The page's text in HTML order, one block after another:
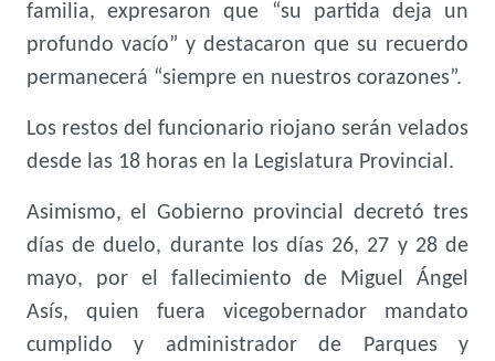
familia, expresaron que “su partida deja un
profundo vacío” y destacaron que su recuerdo
permanecerá “siempre en nuestros corazones”.
Los restos del funcionario riojano serán velados
desde las 18 horas en la Legislatura Provincial.
Asimismo, el Gobierno provincial decretó tres
días de duelo, durante los días 26, 27 y 28 de
mayo, por el fallecimiento de Miguel Ángel
Asís, quien fuera vicegobernador mandato
cumplido y administrador de Parques y